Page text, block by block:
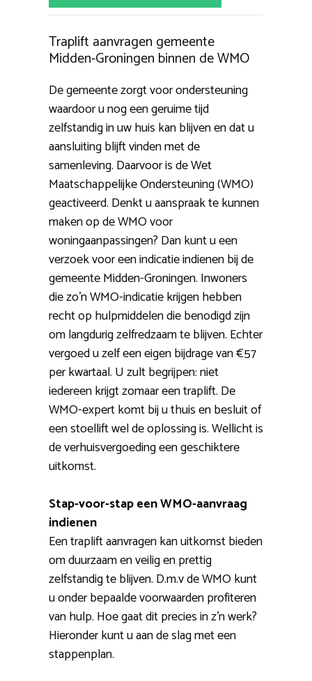
Traplift aanvragen gemeente
Midden-Groningen binnen de WMO
De gemeente zorgt voor ondersteuning
waardoor u nog een geruime tijd
zelfstandig in uw huis kan blijven en dat u
aansluiting blijft vinden met de
samenleving. Daarvoor is de Wet
Maatschappelijke Ondersteuning (WMO)
geactiveerd. Denkt u aanspraak te kunnen
maken op de WMO voor
woningaanpassingen? Dan kunt u een
verzoek voor een indicatie indienen bij de
gemeente Midden-Groningen. Inwoners
die zo’n WMO-indicatie krijgen hebben
recht op hulpmiddelen die benodigd zijn
om langdurig zelfredzaam te blijven. Echter
vergoed u zelf een eigen bijdrage van €57
per kwartaal. U zult begrijpen: niet
iedereen krijgt zomaar een traplift. De
WMO-expert komt bij u thuis en besluit of
een stoellift wel de oplossing is. Wellicht is
de verhuisvergoeding een geschiktere
uitkomst.
Stap-voor-stap een WMO-aanvraag
indienen
Een traplift aanvragen kan uitkomst bieden
om duurzaam en veilig en prettig
zelfstandig te blijven. D.m.v de WMO kunt
u onder bepaalde voorwaarden profiteren
van hulp. Hoe gaat dit precies in z’n werk?
Hieronder kunt u aan de slag met een
stappenplan.